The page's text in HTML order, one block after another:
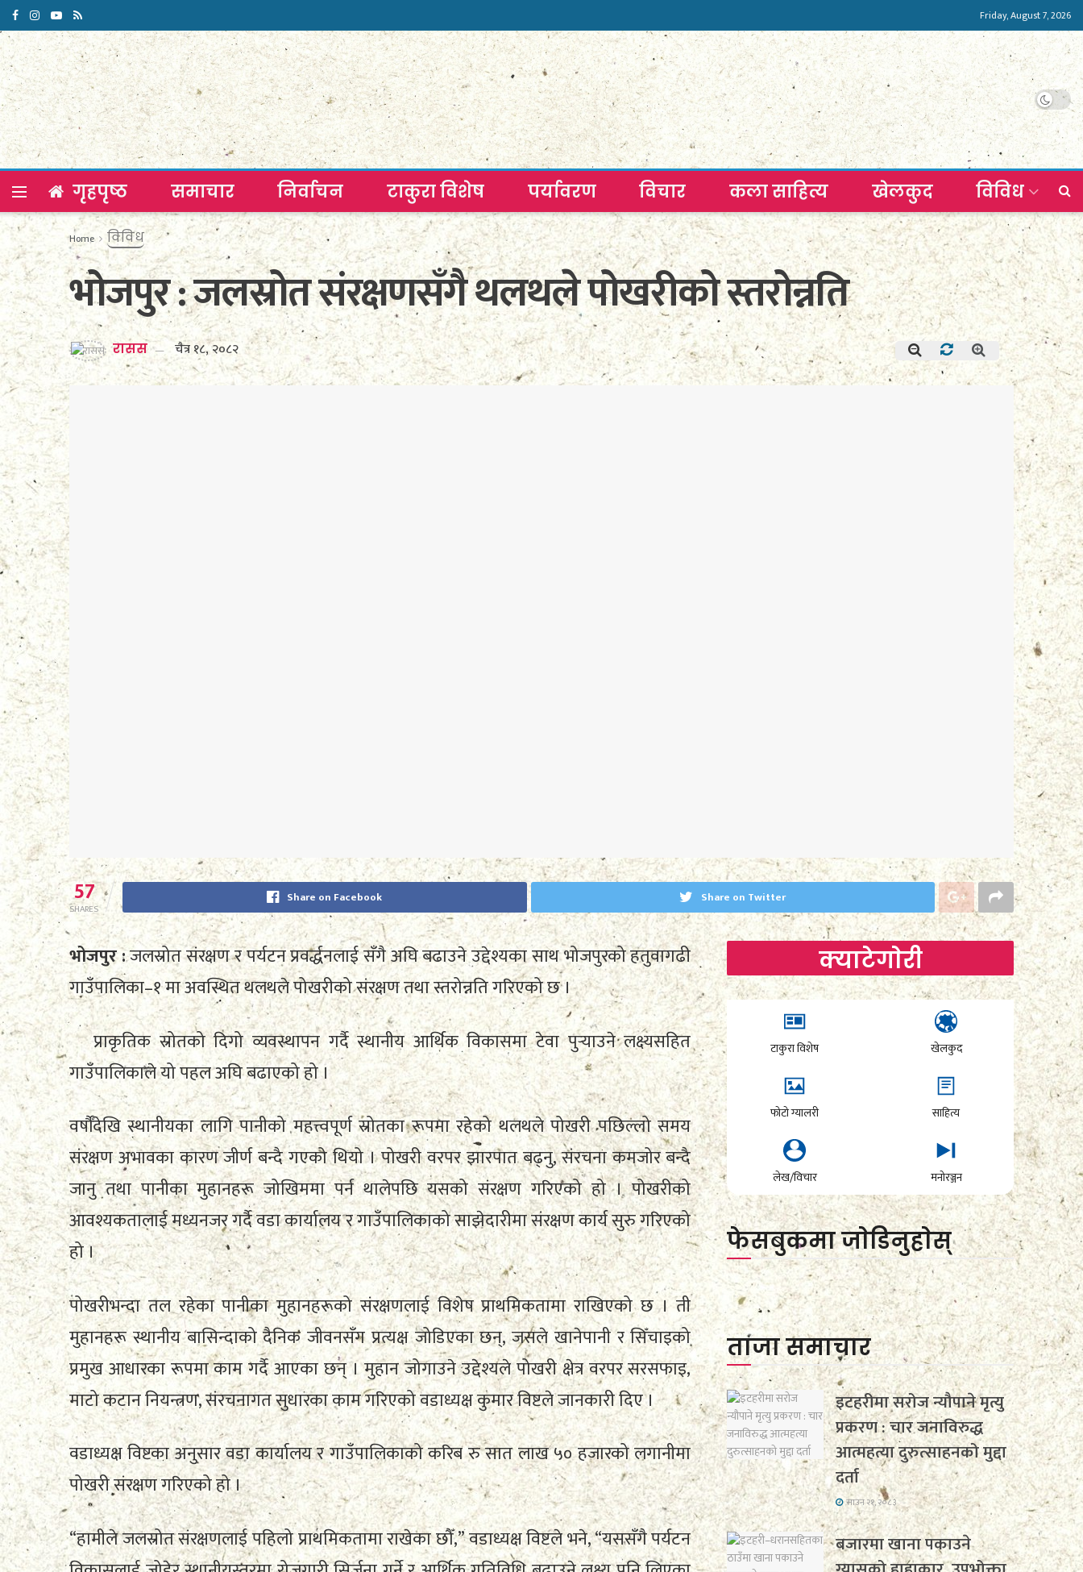
Friday, August 7, 2026
गृहपृष्ठ समाचार निर्वाचन टाकुरा विशेष पर्यावरण विचार कला साहित्य खेलकुद विविध
Home विविध
भोजपुर : जलस्रोत संरक्षणसँगै थलथले पोखरीको स्तरोन्नति
रासस चैत्र १८, २०८२
57
SHARES
Share on Facebook Share on Twitter
भोजपुर :जलस्रोत संरक्षण र पर्यटन प्रवर्द्धनलाई सँगै अघि बढाउने उद्देश्यका साथ भोजपुरको हतुवागढी
गाउँपालिका–१ मा अवस्थित थलथले पोखरीको संरक्षण तथा स्तरोन्नति गरिएको छ ।
प्राकृतिक स्रोतको दिगो व्यवस्थापन गर्दै स्थानीय आर्थिक विकासमा टेवा पुर्‍याउने लक्ष्यसहित
गाउँपालिकाले यो पहल अघि बढाएको हो ।
वर्षौँदेखि स्थानीयका लागि पानीको महत्त्वपूर्ण स्रोतका रूपमा रहेको थलथले पोखरी पछिल्लो समय
संरक्षण अभावका कारण जीर्ण बन्दै गएको थियो । पोखरी वरपर झारपात बढ्नु, संरचना कमजोर बन्दै
जानु तथा पानीका मुहानहरू जोखिममा पर्न थालेपछि यसको संरक्षण गरिएको हो । पोखरीको
आवश्यकतालाई मध्यनजर गर्दै वडा कार्यालय र गाउँपालिकाको साझेदारीमा संरक्षण कार्य सुरु गरिएको
हो ।
पोखरीभन्दा तल रहेका पानीका मुहानहरूको संरक्षणलाई विशेष प्राथमिकतामा राखिएको छ । ती
मुहानहरू स्थानीय बासिन्दाको दैनिक जीवनसँग प्रत्यक्ष जोडिएका छन्, जसले खानेपानी र सिँचाइको
प्रमुख आधारका रूपमा काम गर्दै आएका छन् । मुहान जोगाउने उद्देश्यले पोखरी क्षेत्र वरपर सरसफाइ,
माटो कटान नियन्त्रण, संरचनागत सुधारका काम गरिएको वडाध्यक्ष कुमार विष्टले जानकारी दिए ।
वडाध्यक्ष विष्टका अनुसार वडा कार्यालय र गाउँपालिकाको करिब रु सात लाख ५० हजारको लगानीमा
पोखरी संरक्षण गरिएको हो ।
“हामीले जलस्रोत संरक्षणलाई पहिलो प्राथमिकतामा राखेका छौँ,” वडाध्यक्ष विष्टले भने, “यससँगै पर्यटन
क्याटेगाेरी
टाकुरा विशेष खेलकुद
फोटो ग्यालरी साहित्य
लेख/विचार मनोरञ्जन
फेसबुकमा जाेडिनुहाेस्
ताजा समाचार
इटहरीमा सरोज न्यौपाने मृत्यु
प्रकरण : चार जनाविरुद्ध
आत्महत्या दुरुत्साहनको मुद्दा
दर्ता
साउन २१, २०८३
बजारमा खाना पकाउने